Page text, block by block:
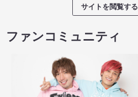
サイトを閲覧する
ファンコミュニティ